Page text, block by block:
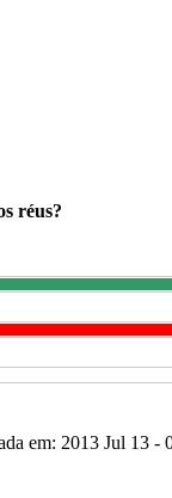
réus?
em: 2013 Jul 13 -